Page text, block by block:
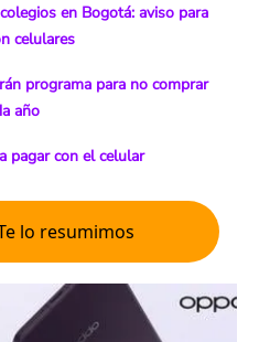
en Bogotá: aviso para
celulares
programa para no comprar
año
pagar con el celular
lo resumimos